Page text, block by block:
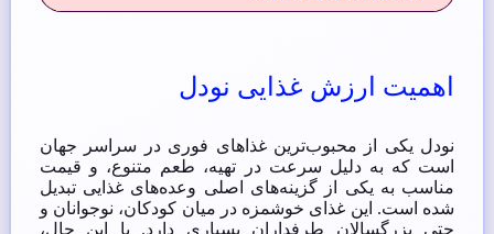
اهمیت ارزش غذایی نودل
نودل یکی از محبوب‌ترین غذاهای فوری در سراسر جهان
است که به دلیل سرعت در تهیه، طعم متنوع، و قیمت
مناسب به یکی از گزینه‌های اصلی وعده‌های غذایی تبدیل
شده است. این غذای خوشمزه در میان کودکان، نوجوانان و
حتی بزرگسالان طرفداران بسیاری دارد. با این حال،